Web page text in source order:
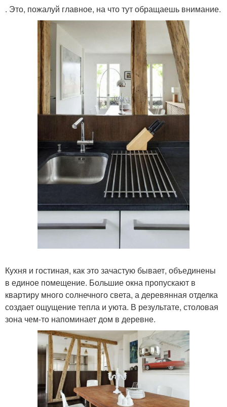
. Это, пожалуй главное, на что тут обращаешь внимание.
Кухня и гостиная, как это зачастую бывает, объединены
в единое помещение. Большие окна пропускают в
квартиру много солнечного света, а деревянная отделка
создает ощущение тепла и уюта. В результате, столовая
зона чем-то напоминает дом в деревне.